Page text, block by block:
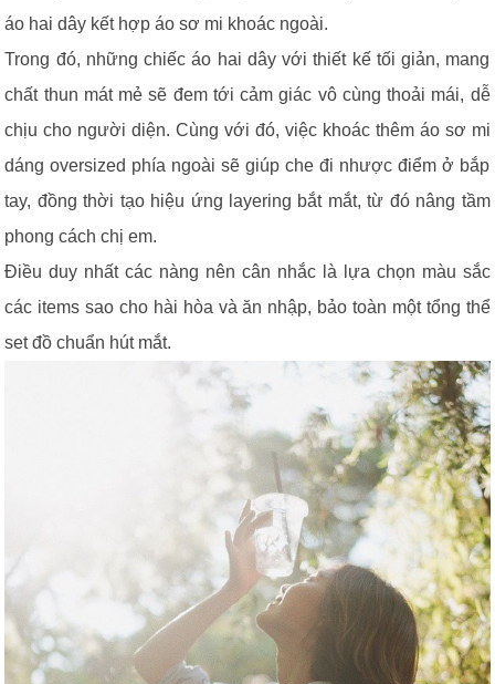
áo hai dây kết hợp áo sơ mi khoác ngoài.
Trong đó, những chiếc áo hai dây với thiết kế tối giản, mang
chất thun mát mẻ sẽ đem tới cảm giác vô cùng thoải mái, dễ
chịu cho người diện. Cùng với đó, việc khoác thêm áo sơ mi
dáng oversized phía ngoài sẽ giúp che đi nhược điểm ở bắp
tay, đồng thời tạo hiệu ứng layering bắt mắt, từ đó nâng tầm
phong cách chị em.
Điều duy nhất các nàng nên cân nhắc là lựa chọn màu sắc
các items sao cho hài hòa và ăn nhập, bảo toàn một tổng thể
set đồ chuẩn hút mắt.